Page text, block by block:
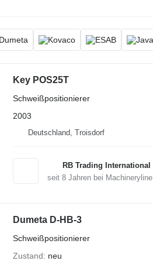
Key POS25T
Schweißpositionierer
2003
Deutschland, Troisdorf
RB Trading International
seit 8Jahren bei Machineryline
Dumeta D-HB-3
Schweißpositionierer
Zustand
neu